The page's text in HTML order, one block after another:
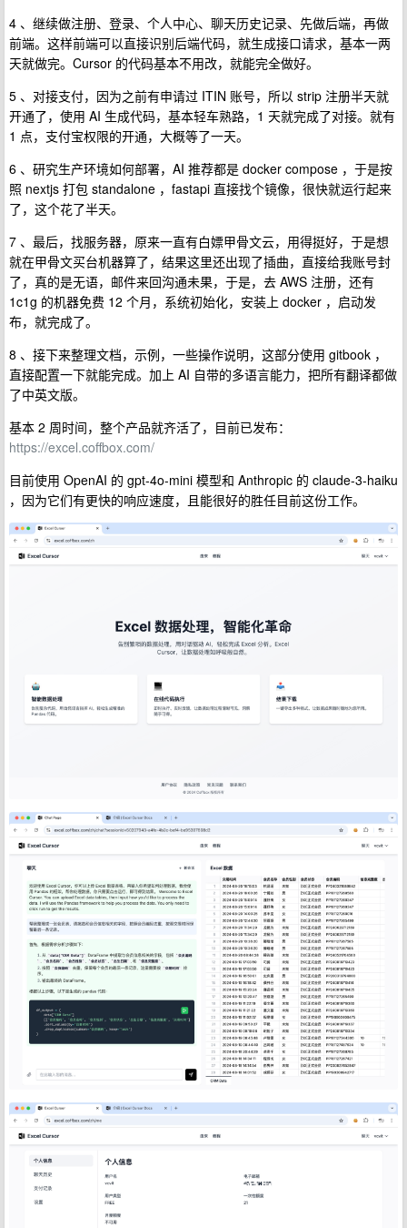
4 、继续做注册、登录、个人中心、聊天历史记录、先做后端，再做
前端。这样前端可以直接识别后端代码，就生成接口请求，基本一两
天就做完。Cursor 的代码基本不用改，就能完全做好。
5 、对接支付，因为之前有申请过 ITIN 账号，所以 strip 注册半天就
开通了，使用 AI 生成代码，基本轻车熟路，1 天就完成了对接。就有
1 点，支付宝权限的开通，大概等了一天。
6 、研究生产环境如何部署，AI 推荐都是 docker compose ，于是按
照 nextjs 打包 standalone ，fastapi 直接找个镜像，很快就运行起来
了，这个花了半天。
7 、最后，找服务器，原来一直有白嫖甲骨文云，用得挺好，于是想
就在甲骨文买台机器算了，结果这里还出现了插曲，直接给我账号封
了，真的是无语，邮件来回沟通未果，于是，去 AWS 注册，还有
1c1g 的机器免费 12 个月，系统初始化，安装上 docker ，启动发
布，就完成了。
8 、接下来整理文档，示例，一些操作说明，这部分使用 gitbook ，
直接配置一下就能完成。加上 AI 自带的多语言能力，把所有翻译都做
了中英文版。
基本 2 周时间，整个产品就齐活了，目前已发布：
https://excel.coffbox.com/
目前使用 OpenAI 的 gpt-4o-mini 模型和 Anthropic 的 claude-3-haiku
，因为它们有更快的响应速度，且能很好的胜任目前这份工作。